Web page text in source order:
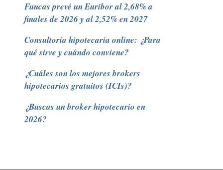
Funcas prevé un Euribor al 2,68% a
finales de 2026 y al 2,52% en 2027
Consultoría hipotecaria online: ¿Para
qué sirve y cuándo conviene?
¿Cuáles son los mejores brokers
hipotecarios gratuitos (ICIs)?
¿Buscas un broker hipotecario en
2026?